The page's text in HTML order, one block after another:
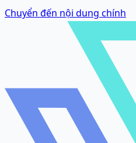
Chuyển đến nội dung chính